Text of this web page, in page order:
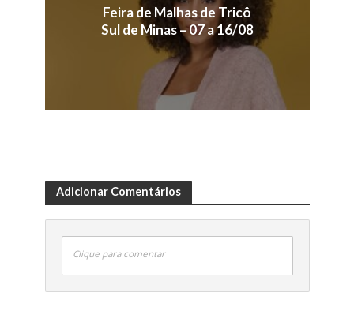
Feira de Malhas de Tricô
Sul de Minas – 07 a 16/08
Adicionar Comentários
Clique para comentar